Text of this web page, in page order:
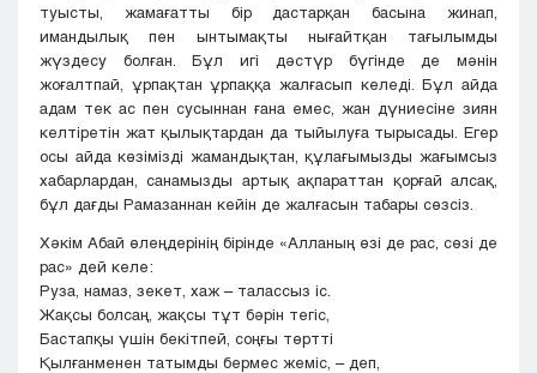
туысты, жамағатты бір дастарқан басына жинап,
имандылық пен ынтымақты нығайтқан тағылымды
жүздесу болған. Бұл игі дәстүр бүгінде де мәнін
жоғалтпай, ұрпақтан ұрпаққа жалғасып келеді. Бұл айда
адам тек ас пен сусыннан ғана емес, жан дүниесіне зиян
келтіретін жат қылықтардан да тыйылуға тырысады. Егер
осы айда көзімізді жамандықтан, құлағымызды жағымсыз
хабарлардан, санамызды артық ақпараттан қорғай алсақ,
бұл дағды Рамазаннан кейін де жалғасын табары сөзсіз.
Хәкім Абай өлеңдерінің бірінде «Алланың өзі де рас, сөзі де
рас» дей келе:
Руза, намаз, зекет, хаж – талассыз іс.
Жақсы болсаң, жақсы тұт бәрін тегіс,
Бастапқы үшін бекітпей, соңғы төртті
Қылғанменен татымды бермес жеміс, – деп,